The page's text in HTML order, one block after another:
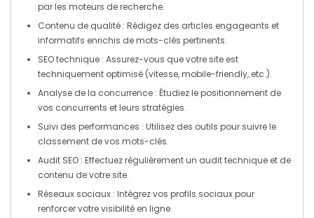
par les moteurs de recherche.
Contenu de qualité : Rédigez des articles engageants et
informatifs enrichis demots-clés pertinents.
SEO technique : Assurez-vous que votre site est
techniquement optimisé (vitesse, mobile-friendly, etc.).
Analyse de la concurrence : Étudiez le positionnement de
vos concurrents et leurs stratégies.
Suivi des performances : Utilisez des outils pour suivre le
classement de vos mots-clés.
Audit SEO : Effectuez régulièrement un audittechnique et de
contenu de votre site.
Réseaux sociaux : Intégrez vos profils sociaux pour
renforcer votrevisibilité en ligne.